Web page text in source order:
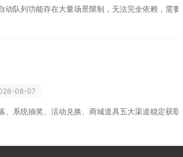
动队列功能存在大量场景限制，无法完全依赖，需
08-07
系统抽奖、活动兑换、商城道具五大渠道稳定获